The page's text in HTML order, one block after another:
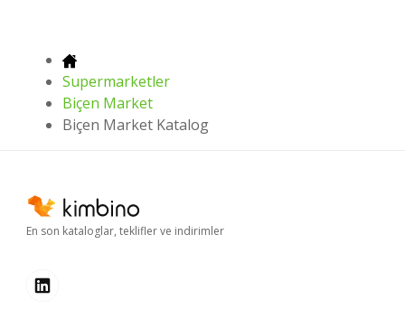
Supermarketler
Biçen Market
Biçen Market Katalog
En son kataloglar, teklifler ve indirimler